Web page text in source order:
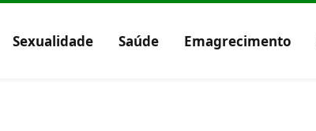
Sexualidade Saúde Emagrecimento